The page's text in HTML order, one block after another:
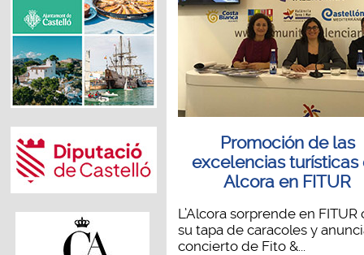
Promoción de las
excelencias turísticas
Alcora en FITUR
L’Alcora sorprende en FITUR
su tapa de caracoles y
concierto de Fito &...